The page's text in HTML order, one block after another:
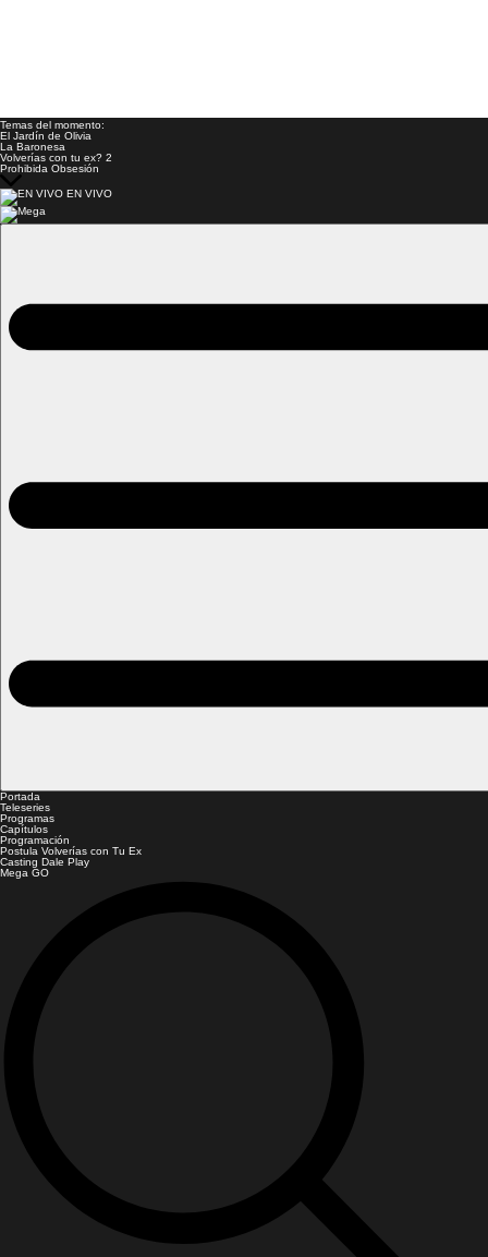
Temas del momento:
El Jardín de Olivia
La Baronesa
Volverías con tu ex? 2
Prohibida Obsesión
EN VIVO
Portada
Teleseries
Programas
Capítulos
Programación
Postula Volverías con Tu Ex
Casting Dale Play
Mega GO